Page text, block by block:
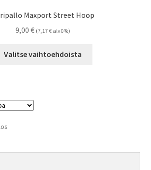
Maxport Street Hoop
9,00 € (7,17€alv0%)
Valitse vaihtoehdoista